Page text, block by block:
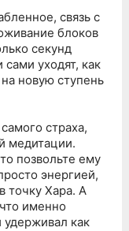
связь с
блоков
секунд
сами уходят, как
новую ступень
страха,
медитации.
позвольте ему
энергией,
точку Хара. А
именно
удерживал как